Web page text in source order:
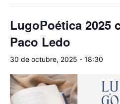
LugoPoética 2025
Paco Ledo
30 de octubre, 2025 - 18:30